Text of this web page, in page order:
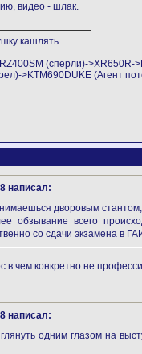
видео - шлак.
кашлять...
(сперли)->XR650R-
>KTM690DUKE (Агент
написал:
дворовым
обзывание всего
со сдачи экзамена в
в чем конкретно не
написал:
одним глазом на